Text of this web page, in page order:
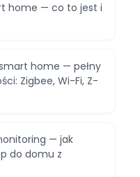
home — co to jest i
home — pełny
Zigbee, Wi-Fi, Z-
— jak
do domu z